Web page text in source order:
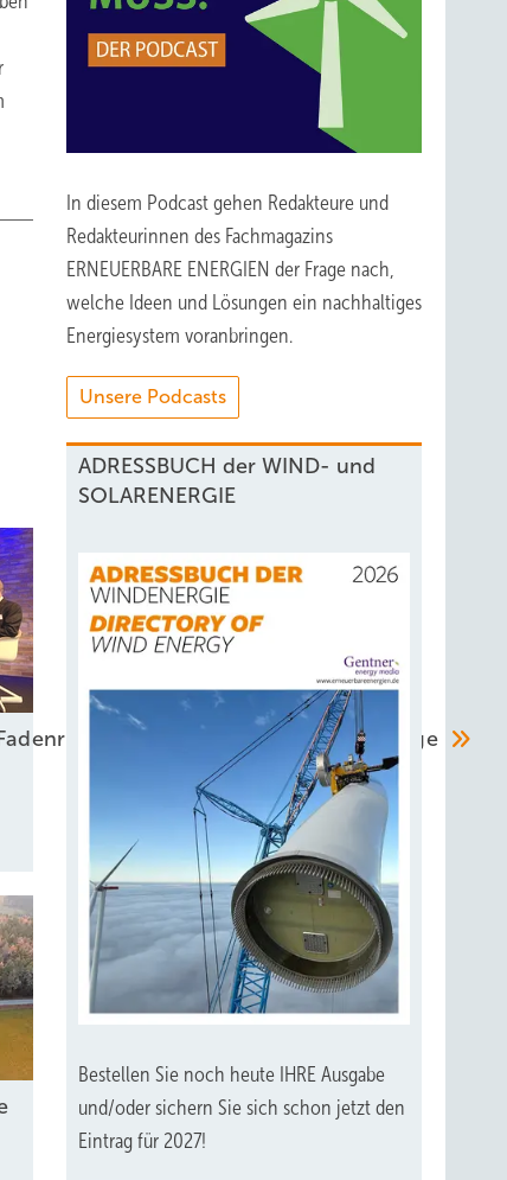
und plädiert für Differenzverträge
In diesem Podcast gehen Redakteure und
Redakteurinnen des Fachmagazins
ERNEUERBARE ENERGIEN der Frage nach,
welche Ideen und Lösungen ein nachhaltiges
Energiesystem voranbringen.
Unsere Podcasts
ADRESSBUCH der WIND- und
SOLARENERGIE
Bestellen Sie noch heute IHRE Ausgabe
und/oder sichern Sie sich schon jetzt den
Eintrag für 2027!